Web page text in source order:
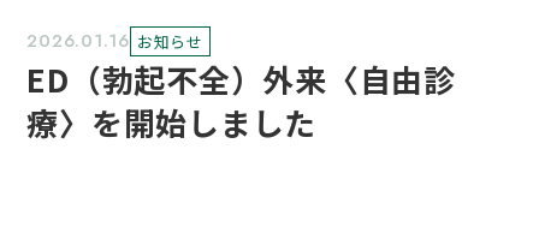
2026.01.16 お知らせ
ED（勃起不全）外来〈自由診
療〉を開始しました